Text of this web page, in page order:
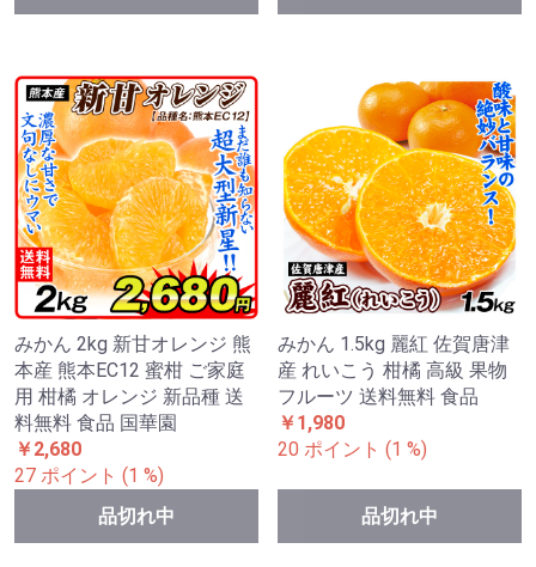
みかん 2kg 新甘オレンジ 熊
本産 熊本EC12 蜜柑 ご家庭
用 柑橘 オレンジ 新品種 送
料無料 食品 国華園
￥2,680
27 ポイント (1 %)
品切れ中
みかん 1.5kg 麗紅 佐賀唐津
産 れいこう 柑橘 高級 果物
フルーツ 送料無料 食品
￥1,980
20 ポイント (1 %)
品切れ中